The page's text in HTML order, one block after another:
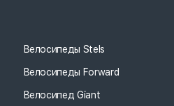
Велосипеды Stels
Велосипеды Forward
Велосипед Giant